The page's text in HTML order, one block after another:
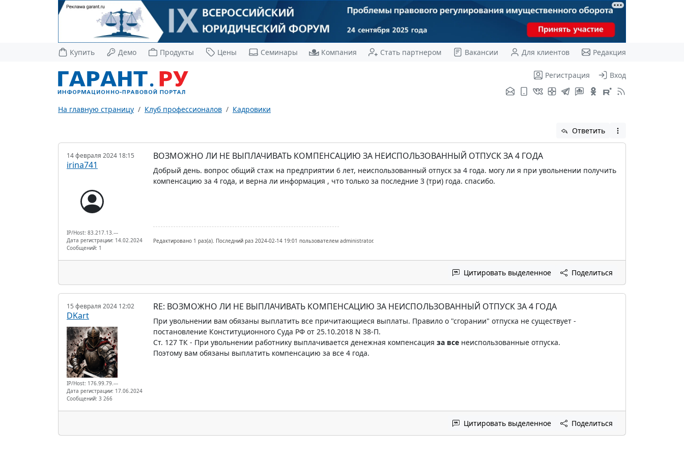
Купить Демо Продукты Цены Семинары Компания Стать партнером Вакансии Для клиентов Редакция
Регистрация Вход
На главную страницу Клуб профессионалов Кадровики
Ответить
14 февраля 2024 18:15
irina741
IP/Host: 83.217.13.---
Дата регистрации: 14.02.2024
Сообщений: 1
ВОЗМОЖНО ЛИ НЕ ВЫПЛАЧИВАТЬ КОМПЕНСАЦИЮ ЗА НЕИСПОЛЬЗОВАННЫЙ ОТПУСК ЗА 4 ГОДА
Добрый день. вопрос общий стаж на предприятии 6 лет, неиспользованный отпуск за 4 года. могу ли я при увольнении получить
компенсацию за 4 года, и верна ли информация , что только за последние 3 (три) года. спасибо.
Редактировано 1 раз(а). Последний раз 2024-02-14 19:01 пользователем administrator.
Цитировать выделенное Поделиться
15 февраля 2024 12:02
DKart
IP/Host: 176.99.79.---
Дата регистрации: 17.06.2024
Сообщений: 3 266
RE: ВОЗМОЖНО ЛИ НЕ ВЫПЛАЧИВАТЬ КОМПЕНСАЦИЮ ЗА НЕИСПОЛЬЗОВАННЫЙ ОТПУСК ЗА 4 ГОДА
При увольнении вам обязаны выплатить все причитающиеся выплаты. Правило о "сгорании" отпуска не существует -
постановление Конституционного Суда РФ от 25.10.2018 N 38-П.
Ст. 127 ТК - При увольнении работнику выплачивается денежная компенсация за всенеиспользованные отпуска.
Поэтому вам обязаны выплатить компенсацию за все 4 года.
Цитировать выделенное Поделиться